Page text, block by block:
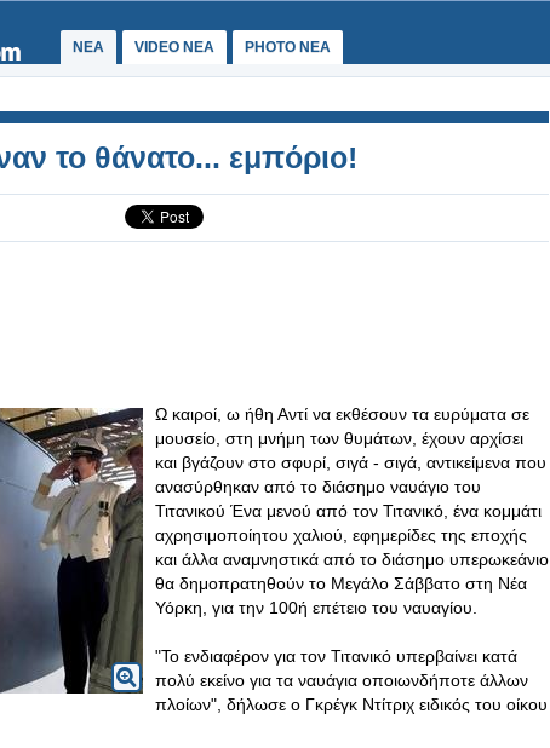
ΝΕΑ VIDEO NEA PHOTO NEA
το θάνατο... εμπόριο!
Ω καιροί, ω ήθη Αντί να εκθέσουν τα ευρύματα σε
μουσείο, στη μνήμη των θυμάτων, έχουν αρχίσει
και βγάζουν στο σφυρί, σιγά - σιγά, αντικείμενα που
ανασύρθηκαν από το διάσημο ναυάγιο του
Τιτανικού Ένα μενού από τον Τιτανικό, ένα κομμάτι
αχρησιμοποίητου χαλιού, εφημερίδες της εποχής
και άλλα αναμνηστικά από το διάσημο υπερωκεάνιο
θα δημοπρατηθούν το Μεγάλο Σάββατο στη Νέα
Υόρκη, για την 100ή επέτειο του ναυαγίου.
"Το ενδιαφέρον για τον Τιτανικό υπερβαίνει κατά
πολύ εκείνο για τα ναυάγια οποιωνδήποτε άλλων
πλοίων", δήλωσε ο Γκρέγκ Ντίτριχ ειδικός του οίκου